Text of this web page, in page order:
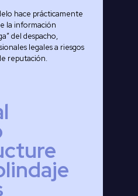
hace prácticamente
la información
del despacho,
legales a riesgos
reputación.